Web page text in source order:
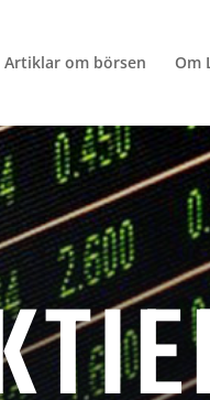
Artiklar om börsen Om